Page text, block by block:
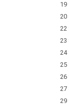
19
20
22
23
24
25
26
27
29